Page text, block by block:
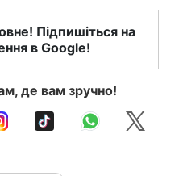
Підпишіться на
в Google!
де вам зручно!